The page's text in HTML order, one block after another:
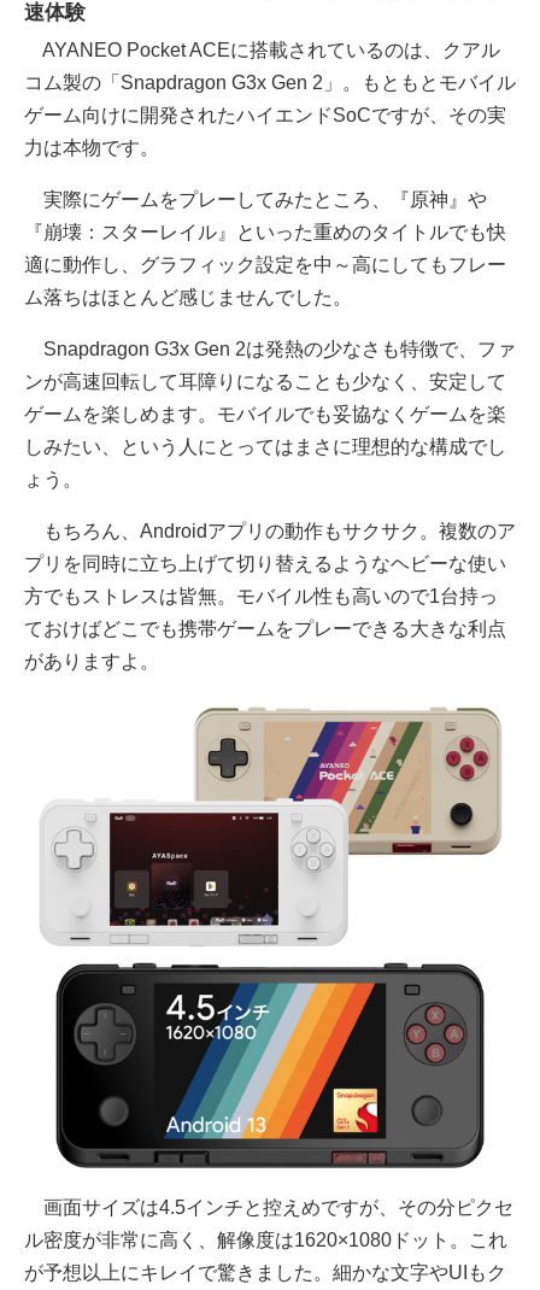
速体験
AYANEO Pocket ACEに搭載されているのは、クアル
コム製の「Snapdragon G3x Gen 2」。もともとモバイル
ゲーム向けに開発されたハイエンドSoCですが、その実
力は本物です。
実際にゲームをプレーしてみたところ、『原神』や
『崩壊：スターレイル』といった重めのタイトルでも快
適に動作し、グラフィック設定を中～高にしてもフレー
ム落ちはほとんど感じませんでした。
Snapdragon G3x Gen 2は発熱の少なさも特徴で、ファ
ンが高速回転して耳障りになることも少なく、安定して
ゲームを楽しめます。モバイルでも妥協なくゲームを楽
しみたい、という人にとってはまさに理想的な構成でし
ょう。
もちろん、Androidアプリの動作もサクサク。複数のア
プリを同時に立ち上げて切り替えるようなヘビーな使い
方でもストレスは皆無。モバイル性も高いので1台持っ
ておけばどこでも携帯ゲームをプレーできる大きな利点
がありますよ。
画面サイズは4.5インチと控えめですが、その分ピクセ
ル密度が非常に高く、解像度は1620×1080ドット。これ
が予想以上にキレイで驚きました。細かな文字やUIもク